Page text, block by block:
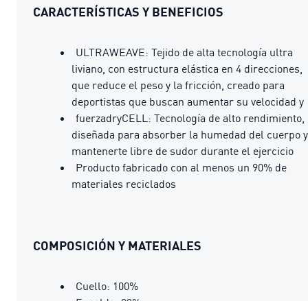
CARACTERÍSTICAS Y BENEFICIOS
ULTRAWEAVE: Tejido de alta tecnología ultra
liviano, con estructura elástica en 4 direcciones,
que reduce el peso y la fricción, creado para
deportistas que buscan aumentar su velocidad y
fuerzadryCELL: Tecnología de alto rendimiento,
diseñada para absorber la humedad del cuerpo y
mantenerte libre de sudor durante el ejercicio
Producto fabricado con al menos un 90% de
materiales reciclados
COMPOSICIÓN Y MATERIALES
Cuello: 100%